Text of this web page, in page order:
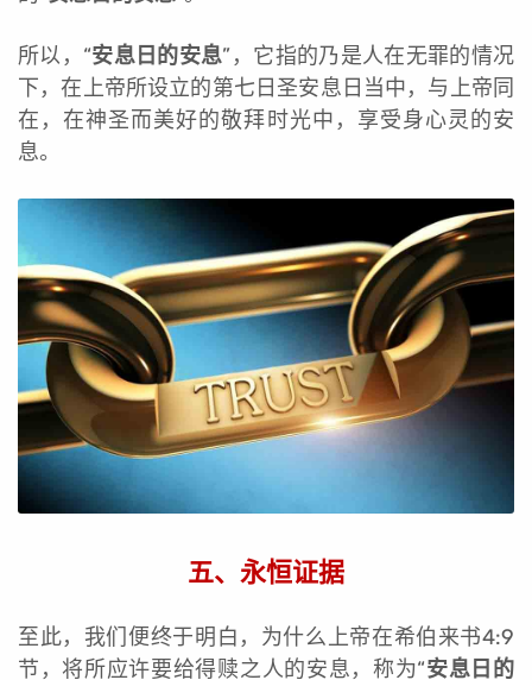
所以，“安息日的安息”，它指的乃是人在无罪的情况
下，在上帝所设立的第七日圣安息日当中，与上帝同
在，在神圣而美好的敬拜时光中，享受身心灵的安
息。
五、永恒证据
至此，我们便终于明白，为什么上帝在希伯来书4:9
节，将所应许要给得赎之人的安息，称为“安息日的